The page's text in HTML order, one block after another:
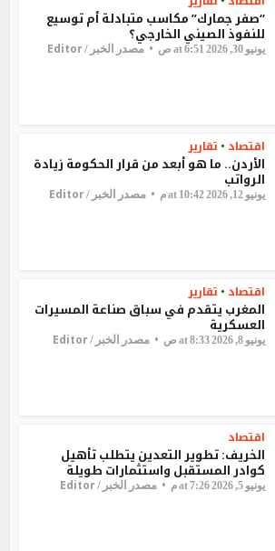
“صفر جمارك” مكاسب متبادلة أم توسيع
للنفوذ الصيني الخارجي؟
يونيو 30, 2026 at 6:51 ص مصدر الخبر /Editor
اقتصاد • تقارير
الأردن.. ما هو أبعد من قرار الحكومة زيادة
الرواتب
يونيو 12, 2026 at 10:42 م مصدر الخبر /Editor
اقتصاد • تقارير
المغرب يتقدم في سباق صناعة المسيرات
العسكرية
يونيو 8, 2026 at 8:33 ص مصدر الخبر /Editor
اقتصاد
الخريف: تطوير التعدين يتطلب تأهيل
كوادر المستقبل واستثمارات طويلة
يونيو 5, 2026 at 7:26 م مصدر الخبر /Editor